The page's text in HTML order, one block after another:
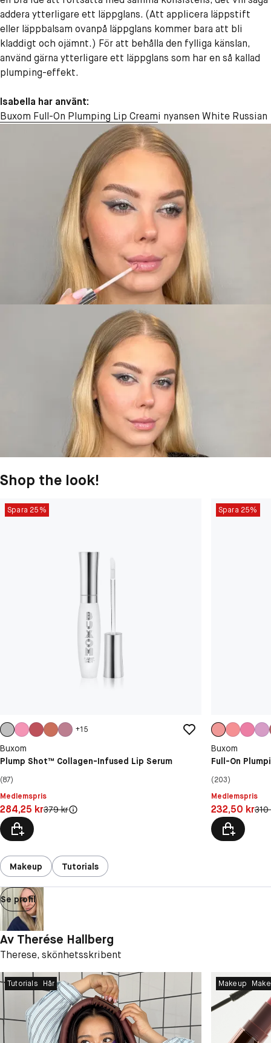
addera ytterligare ett läppglans. (Att applicera läppstift
eller läppbalsam ovanpå läppglans kommer bara att bli
kladdigt och ojämnt.) För att behålla den fylliga känslan,
använd gärna ytterligare ett läppglans som har en så kallad
plumping-effekt.
Isabella har använt:
Buxom Full-On Plumping Lip Creami nyansen White Russian
Shop the look!
Spara 25%
+15
Buxom
Plump Shot™ Collagen-Infused Lip Serum
(87)
Medlemspris
Pris: 284,25 kr
284,25 krOriginal pris:
379 kr
Spara 25%
Buxom
Full-On
(203)
Medlemspris
Pris: 232,50 kr
232,50 kr310
Makeup Tutorials
Se profil
Av Therése Hallberg
Therese, skönhetsskribent
Tutorials Hår Makeup